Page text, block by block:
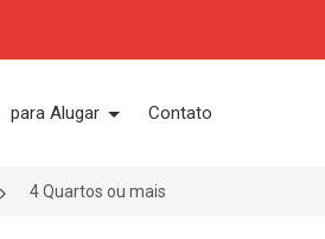
para Alugar Contato
4 Quartos ou mais